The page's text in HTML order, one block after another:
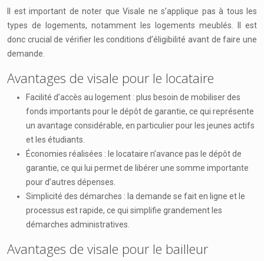
Il est important de noter que Visale ne s’applique pas à tous les
types de logements, notamment les logements meublés. Il est
donc crucial de vérifier les conditions d’éligibilité avant de faire une
demande.
Avantages de visale pour le locataire
Facilité d’accès au logement : plus besoin de mobiliser des
fonds importants pour le dépôt de garantie, ce qui représente
un avantage considérable, en particulier pour les jeunes actifs
et les étudiants.
Économies réalisées : le locataire n’avance pas le dépôt de
garantie, ce qui lui permet de libérer une somme importante
pour d’autres dépenses.
Simplicité des démarches : la demande se fait en ligne et le
processus est rapide, ce qui simplifie grandement les
démarches administratives.
Avantages de visale pour le bailleur